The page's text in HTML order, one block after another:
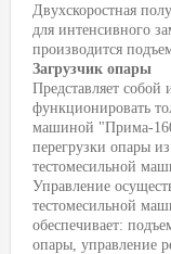
Двухскоростная
для интенсивного
производится
Загрузчик опары
Представляет
функционировать
машиной "Прима-
перегрузки опары
тестомесильной
Управление
тестомесильной
обеспечивает:
опары, управление